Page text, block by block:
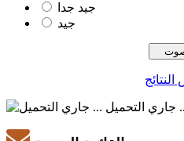
جيد جدا
جيد
...